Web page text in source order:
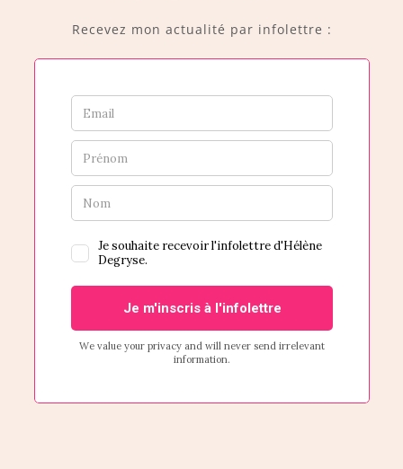
Recevez mon actualité par infolettre :